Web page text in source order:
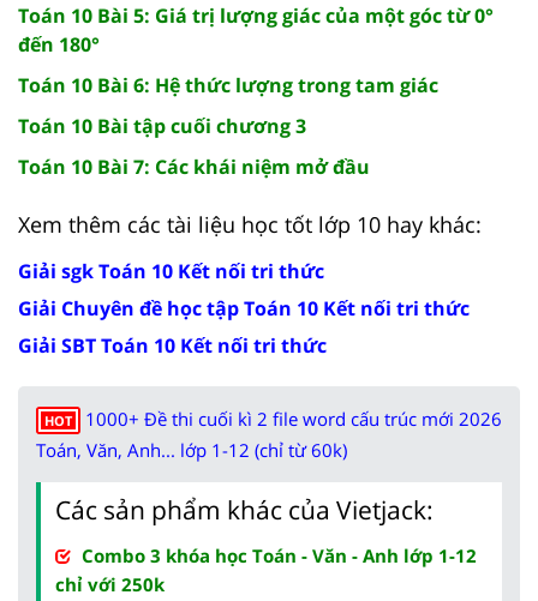
Toán 10 Bài 5: Giá trị lượng giác của một góc từ 0°
đến 180°
Toán 10 Bài 6: Hệ thức lượng trong tam giác
Toán 10 Bài tập cuối chương 3
Toán 10 Bài 7: Các khái niệm mở đầu
Xem thêm các tài liệu học tốt lớp 10 hay khác:
Giải sgk Toán 10 Kết nối tri thức
Giải Chuyên đề học tập Toán 10 Kết nối tri thức
Giải SBT Toán 10 Kết nối tri thức
HOT
1000+ Đề thi cuối kì 2 file word cấu trúc mới 2026
Toán, Văn, Anh... lớp 1-12 (chỉ từ 60k)
Các sản phẩm khác của Vietjack:
Combo 3 khóa học Toán - Văn - Anh lớp 1-12
chỉ với 250k